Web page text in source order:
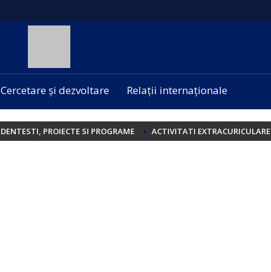
Cercetare și dezvoltare Relații internaționale
PROIECTE SI PROGRAME ACTIVITATI EXTRACURICULARE